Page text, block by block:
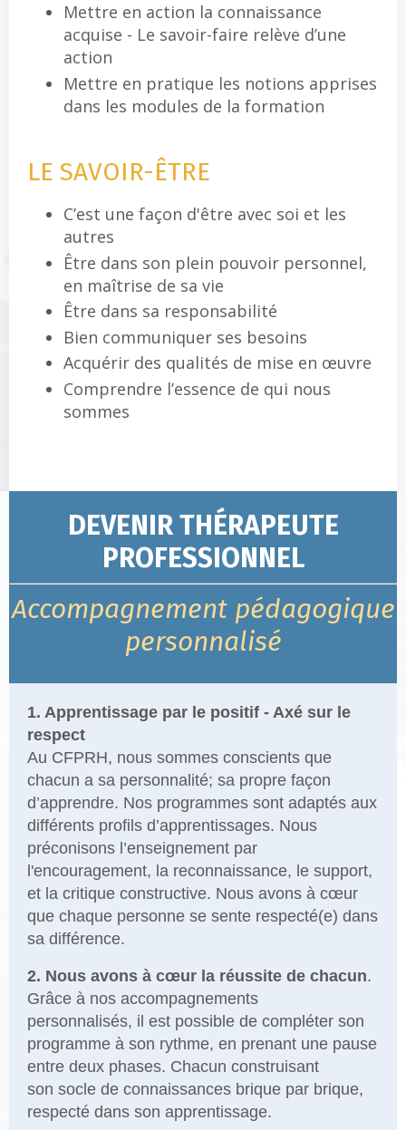
Mettre en action la connaissance
acquise - Le savoir-faire relève d’une
action
Mettre en pratique les notions apprises
dans les modules de la formation
LE SAVOIR-ÊTRE
C’est une façon d'être avec soi et les
autres
Être dans son plein pouvoir personnel,
en maîtrise de sa vie
Être dans sa responsabilité
Bien communiquer ses besoins
Acquérir des qualités de mise en œuvre
Comprendre l’essence de qui nous
sommes
DEVENIR THÉRAPEUTE
PROFESSIONNEL
Accompagnement pédagogique
personnalisé
1. Apprentissage par le positif - Axé sur le
respect
Au CFPRH, nous sommes conscients que
chacun a sa personnalité; sa propre façon
d’apprendre. Nos programmes sont adaptés aux
différents profils d’apprentissages. Nous
préconisons l’enseignement par
l'encouragement, la reconnaissance, le support,
et la critique constructive. Nous avons à cœur
que chaque personne se sente respecté(e) dans
sa différence.
2. Nous avons à cœur la réussite de chacun.
Grâce à nos accompagnements
personnalisés, il est possible de compléter son
programme à son rythme, en prenant une pause
entre deux phases. Chacun construisant
son socle de connaissances brique par brique,
respecté dans son apprentissage.